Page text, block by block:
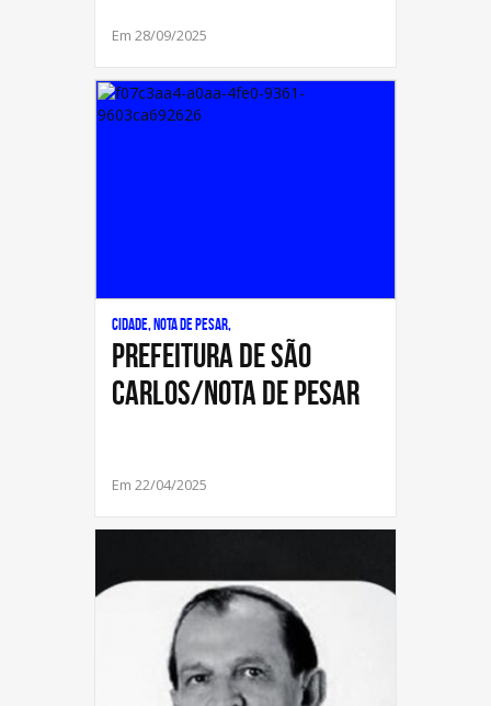
Em 28/09/2025
Cidade, Nota de Pesar,
PREFEITURA DE SÃO
CARLOS/NOTA DE PESAR
Em 22/04/2025